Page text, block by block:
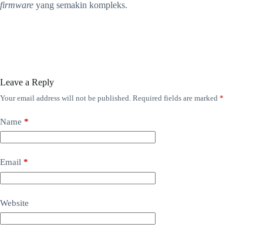
firmware yang semakin kompleks.
Leave a Reply
Your email address will not be published. Required fields are marked *
Name *
Email *
Website